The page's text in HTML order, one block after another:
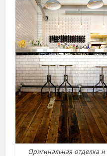
Оригинальная отделка